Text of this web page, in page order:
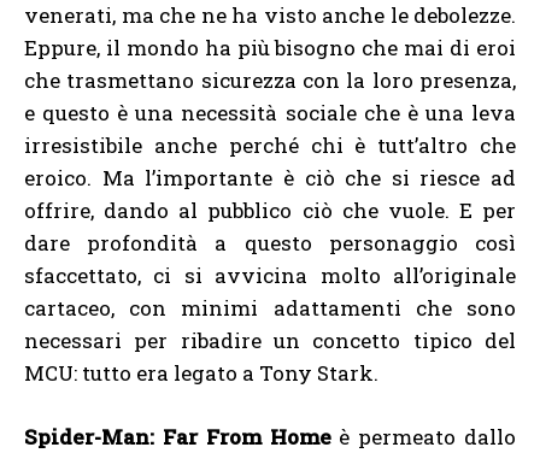
venerati, ma che ne ha visto anche le debolezze.
Eppure, il mondo ha più bisogno che mai di eroi
che trasmettano sicurezza con la loro presenza,
e questo è una necessità sociale che è una leva
irresistibile anche perché chi è tutt’altro che
eroico. Ma l’importante è ciò che si riesce ad
offrire, dando al pubblico ciò che vuole. E per
dare profondità a questo personaggio così
sfaccettato, ci si avvicina molto all’originale
cartaceo, con minimi adattamenti che sono
necessari per ribadire un concetto tipico del
MCU: tutto era legato a Tony Stark.
Spider-Man: Far From Homeè permeato dallo